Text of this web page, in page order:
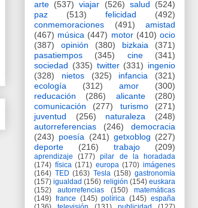
arte (537) viajar (526) salud
(524)
paz
(513) felicidad
(492)
conmemoraciones
(491)
amistad
(467) música (447) motor (410) ocio
(387)
opinión (380) bizkaia
(371)
pasatiempos
(345) cine
(341)
sociedad (335) twitter (331) ingenio
(328)
nietos (325) infancia
(321)
ecología
(312) amor
(300)
reducación
(286) alicante
(280)
comunicación
(277) turismo
(271)
juventud
(256) naturaleza
(248)
autorreferencias
(246)
democracia
(243) poesía (241) getxoblog (227)
deporte
(216) trabajo (209)
aprendizaje (177)
pilar de la horadada
(174) física (171) europa (170) imágenes
(164) TED (163) Tesla (158) gastronomía
(157) igualdad (156) religión (154) euskara
(152)
autorrefencias (150)
matemáticas
(149) france (145) polírica (145) españa